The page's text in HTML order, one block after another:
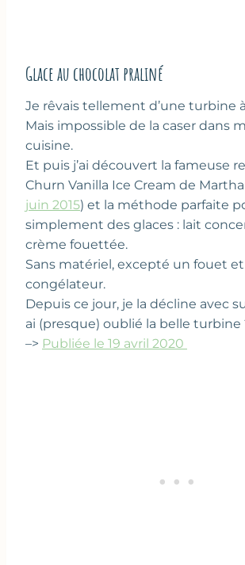
Glace au chocolat praliné
Je rêvais tellement d’une turbine
Mais impossible de la caser dans
cuisine.
Et puis j’ai découvert la fameuse
Churn Vanilla Ice Cream de
juin 2015) et la méthode parfaite
simplement des glaces : lait
crème fouettée.
Sans matériel, excepté un fouet
congélateur.
Depuis ce jour, je la décline avec
ai (presque) oublié la belle turbine
–> Publiée le 19 avril 2020